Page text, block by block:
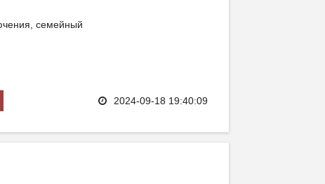
семейный
2024-09-18 19:40:09